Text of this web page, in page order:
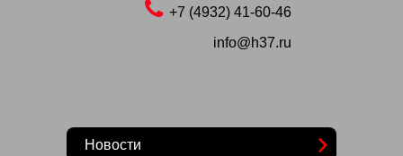
+7 (4932) 41-60-46
info@h37.ru
Новости